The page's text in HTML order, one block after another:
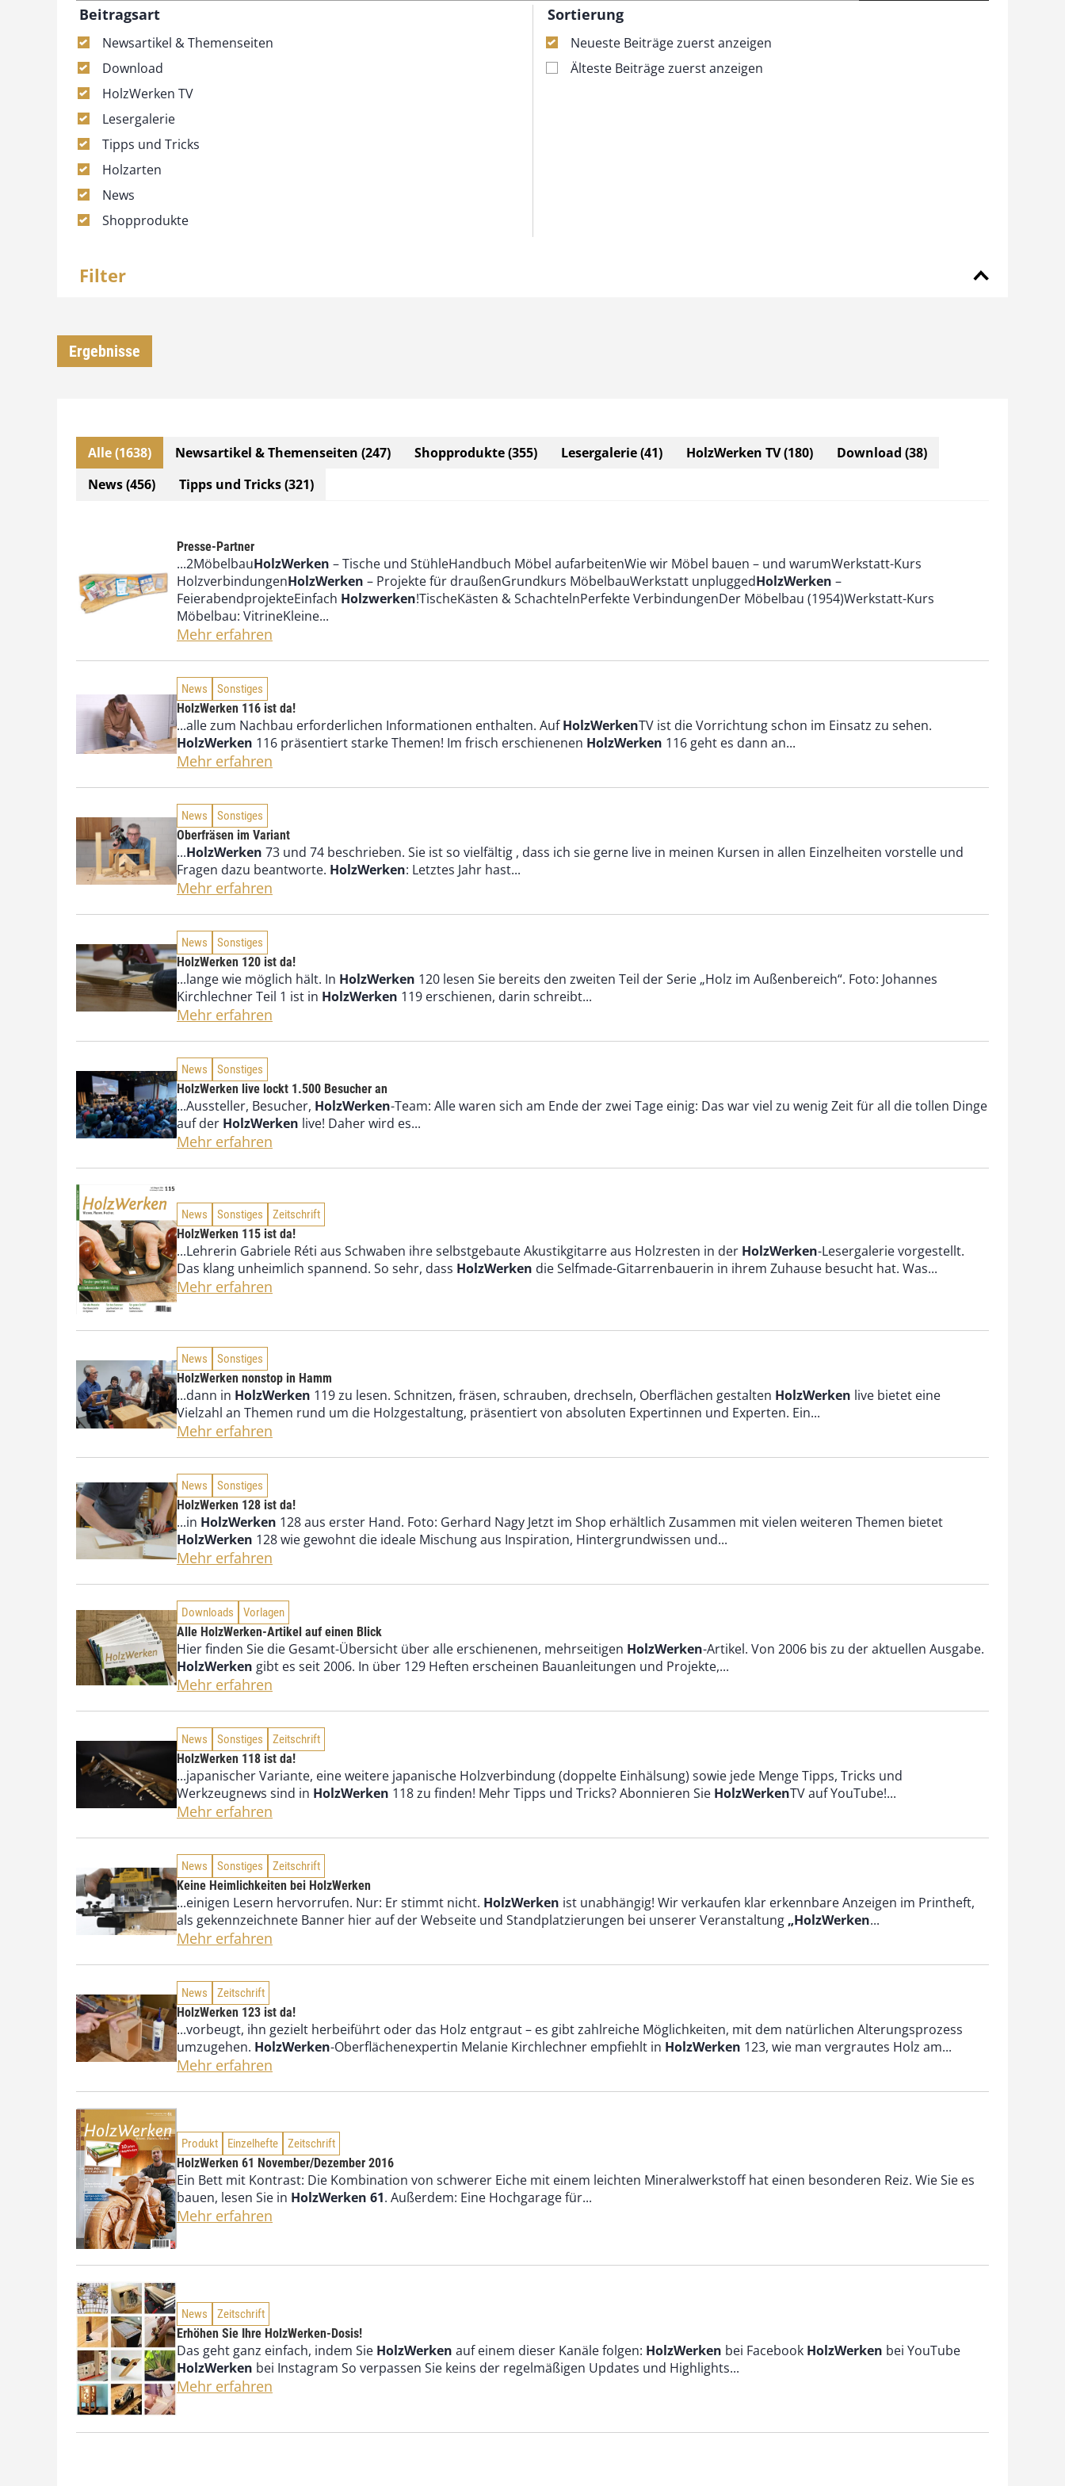
Beitragsart
Newsartikel & Themenseiten
Download
HolzWerken TV
Lesergalerie
Tipps und Tricks
Holzarten
News
Shopprodukte
Sortierung
Neueste Beiträge zuerst anzeigen
Älteste Beiträge zuerst anzeigen
Filter
Ergebnisse
Alle(1638) Newsartikel & Themenseiten (247) Shopprodukte(355) Lesergalerie(41) HolzWerken TV(180) Download (38)
News(456) Tipps und Tricks(321)
Presse-Partner
...2MöbelbauHolzWerken – Tische und StühleHandbuch Möbel aufarbeitenWie wir Möbel bauen – und warumWerkstatt-Kurs
HolzverbindungenHolzWerken – Projekte für draußenGrundkurs MöbelbauWerkstatt unpluggedHolzWerken –
FeierabendprojekteEinfach Holzwerken!TischeKästen & SchachtelnPerfekte VerbindungenDer Möbelbau (1954)Werkstatt-Kurs
Möbelbau: VitrineKleine...
Mehr erfahren
News Sonstiges
HolzWerken 116 ist da!
...alle zum Nachbau erforderlichen Informationen enthalten. AufHolzWerkenTV ist die Vorrichtung schon im Einsatz zu sehen.
HolzWerken 116 präsentiert starke Themen! Im frisch erschienenen HolzWerken 116 geht es dann an...
Mehr erfahren
News Sonstiges
Oberfräsen im Variant
...HolzWerken 73 und 74 beschrieben. Sie ist so vielfältig , dass ich sie gerne live in meinen Kursen in allen Einzelheiten vorstelle und
Fragen dazu beantworte. HolzWerken: Letztes Jahr hast...
Mehr erfahren
News Sonstiges
HolzWerken 120 ist da!
...lange wie möglich hält. In HolzWerken 120 lesen Sie bereits den zweiten Teil der Serie „Holz im Außenbereich“. Foto: Johannes
Kirchlechner Teil 1 ist in HolzWerken 119 erschienen, darin schreibt...
Mehr erfahren
News Sonstiges
HolzWerken live lockt 1.500 Besucher an
...Aussteller, Besucher, HolzWerken-Team: Alle waren sich am Ende der zwei Tage einig: Das war viel zu wenig Zeit für all die tollen Dinge
auf der HolzWerken live! Daher wird es...
Mehr erfahren
News Sonstiges Zeitschrift
HolzWerken 115 ist da!
...Lehrerin Gabriele Réti aus Schwaben ihre selbstgebaute Akustikgitarre aus Holzresten in der HolzWerken-Lesergalerie vorgestellt.
Das klang unheimlich spannend. So sehr, dass HolzWerken die Selfmade-Gitarrenbauerin in ihrem Zuhause besucht hat. Was...
Mehr erfahren
News Sonstiges
HolzWerken nonstop in Hamm
...dann in HolzWerken 119 zu lesen. Schnitzen, fräsen, schrauben, drechseln, Oberflächen gestalten HolzWerken live bietet eine
Vielzahl an Themen rund um die Holzgestaltung, präsentiert von absoluten Expertinnen und Experten. Ein...
Mehr erfahren
News Sonstiges
HolzWerken 128 ist da!
...in HolzWerken 128 aus erster Hand. Foto: Gerhard Nagy Jetzt im Shop erhältlich Zusammen mit vielen weiteren Themen bietet
HolzWerken 128 wie gewohnt die ideale Mischung aus Inspiration, Hintergrundwissen und...
Mehr erfahren
Downloads Vorlagen
Alle HolzWerken-Artikel auf einen Blick
Hier finden Sie die Gesamt-Übersicht über alle erschienenen, mehrseitigen HolzWerken-Artikel. Von 2006 bis zu der aktuellen Ausgabe.
HolzWerken gibt es seit 2006. In über 129 Heften erscheinen Bauanleitungen und Projekte,...
Mehr erfahren
News Sonstiges Zeitschrift
HolzWerken 118 ist da!
...japanischer Variante, eine weitere japanische Holzverbindung (doppelte Einhälsung) sowie jede Menge Tipps, Tricks und
Werkzeugnews sind in HolzWerken 118 zu finden! Mehr Tipps und Tricks? Abonnieren Sie HolzWerkenTV auf YouTube!...
Mehr erfahren
News Sonstiges Zeitschrift
Keine Heimlichkeiten bei HolzWerken
...einigen Lesern hervorrufen. Nur: Er stimmt nicht. HolzWerken ist unabhängig! Wir verkaufen klar erkennbare Anzeigen im Printheft,
als gekennzeichnete Banner hier auf der Webseite und Standplatzierungen bei unserer Veranstaltung „HolzWerken...
Mehr erfahren
News Zeitschrift
HolzWerken 123 ist da!
...vorbeugt, ihn gezielt herbeiführt oder das Holz entgraut – es gibt zahlreiche Möglichkeiten, mit dem natürlichen Alterungsprozess
umzugehen. HolzWerken-Oberflächenexpertin Melanie Kirchlechner empfiehlt in HolzWerken 123, wie man vergrautes Holz am...
Mehr erfahren
Produkt Einzelhefte Zeitschrift
HolzWerken 61 November/Dezember 2016
Ein Bett mit Kontrast: Die Kombination von schwerer Eiche mit einem leichten Mineralwerkstoff hat einen besonderen Reiz. Wie Sie es
bauen, lesen Sie in HolzWerken 61. Außerdem: Eine Hochgarage für...
Mehr erfahren
News Zeitschrift
Erhöhen Sie Ihre HolzWerken-Dosis!
Das geht ganz einfach, indem Sie HolzWerken auf einem dieser Kanäle folgen: HolzWerken bei Facebook HolzWerken bei YouTube
HolzWerken bei Instagram So verpassen Sie keins der regelmäßigen Updates und Highlights...
Mehr erfahren